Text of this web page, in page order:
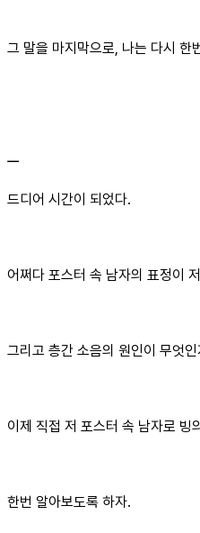
그 말을 마지막으로, 나는 다시 한
ㅡ
드디어 시간이 되었다.
어쩌다 포스터 속 남자의 표정이
그리고 층간 소음의 원인이 무엇인
이제 직접 저 포스터 속 남자로 빙
한번 알아보도록 하자.